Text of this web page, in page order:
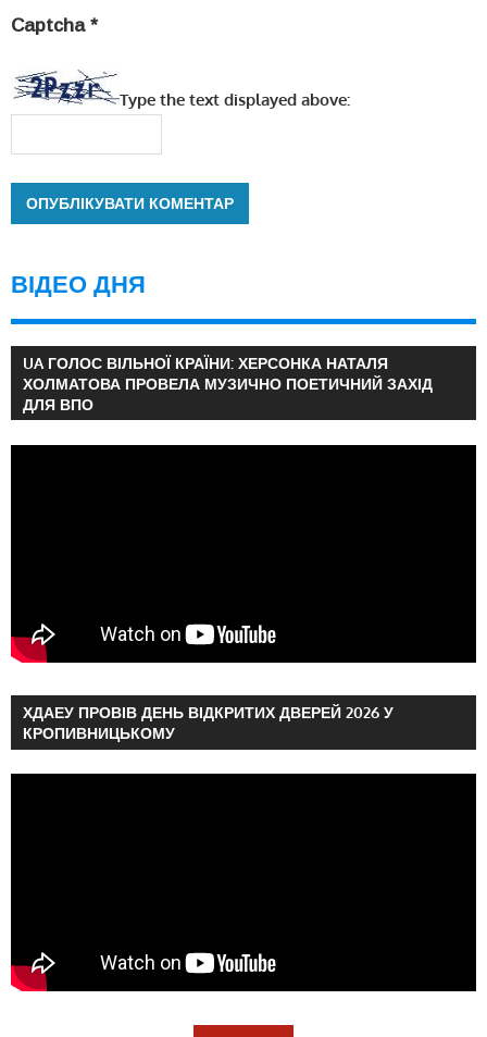
Captcha *
Type the text displayed above:
ВІДЕО ДНЯ
UA ГОЛОС ВІЛЬНОЇ КРАЇНИ: ХЕРСОНКА НАТАЛЯ
ХОЛМАТОВА ПРОВЕЛА МУЗИЧНО ПОЕТИЧНИЙ ЗАХІД
ДЛЯ ВПО
ХДАЕУ ПРОВІВ ДЕНЬ ВІДКРИТИХ ДВЕРЕЙ 2026 У
КРОПИВНИЦЬКОМУ